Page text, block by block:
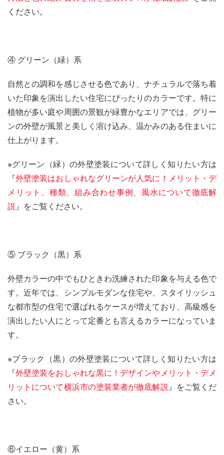
ください。
④ グリーン（緑）系
自然との調和を感じさせる色であり、ナチュラルで落ち着
いた印象を演出したい住宅にぴったりのカラーです。特に
植物が多い庭や周囲の景観が緑豊かなエリアでは、グリー
ンの外壁が風景と美しく溶け込み、温かみのある住まいに
仕上がります。
※グリーン（緑）の外壁塗装について詳しく知りたい方は
『外壁塗装はおしゃれなグリーンが人気に！メリット・デ
メリット、種類、組み合わせ事例、風水について徹底解
説 』をご覧ください。
⑤ ブラック（黒）系
外壁カラーの中でもひときわ洗練された印象を与える色で
す。近年では、シンプルモダンな住宅や、スタイリッシュ
な都市型の住宅で選ばれるケースが増えており、高級感を
演出したい人にとって定番とも言えるカラーになっていま
す。
※ブラック（黒）の外壁塗装について詳しく知りたい方は
『外壁塗装をおしゃれな黒に！デザインやメリット・デメ
リットについて横浜市の塗装業者が徹底解説 』をご覧くだ
さい。
⑥イエロー（黄）系